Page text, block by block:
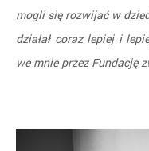
mogli się rozwijać w
działał coraz lepiej i
we mnie przez Fundację